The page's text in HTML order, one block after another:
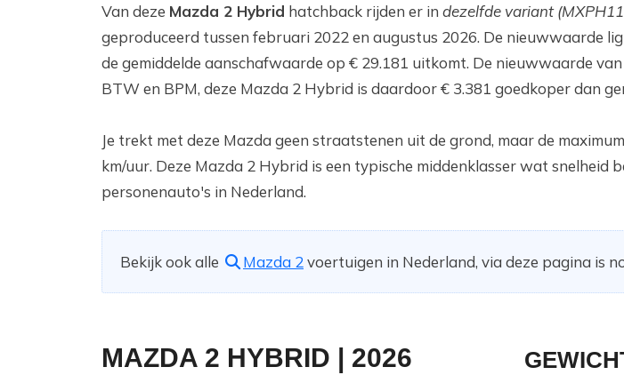
Van deze Mazda 2 Hybrid hatchback rijden er in dezelfde variant
geproduceerd tussen februari 2022 en augustus 2026. De nieuwwaarde
de gemiddelde aanschafwaarde op € 29.181 uitkomt. De nieuwwaarde
BTW en BPM, deze Mazda 2 Hybrid is daardoor € 3.381 goedkoper dan
Je trekt met deze Mazda geen straatstenen uit de grond, maar de
km/uur. Deze Mazda 2 Hybrid is een typische middenklasser wat
personenauto's in Nederland.
Bekijk ook alle Mazda 2voertuigen in Nederland, via deze pagina is
MAZDA 2 HYBRID | 2026